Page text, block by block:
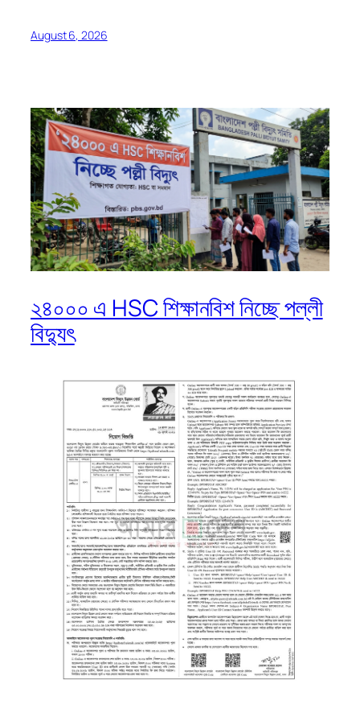
August 6, 2026
২৪০০০ এ HSC শিক্ষানবিশ নিচ্ছে পল্লী
বিদ্যুৎ